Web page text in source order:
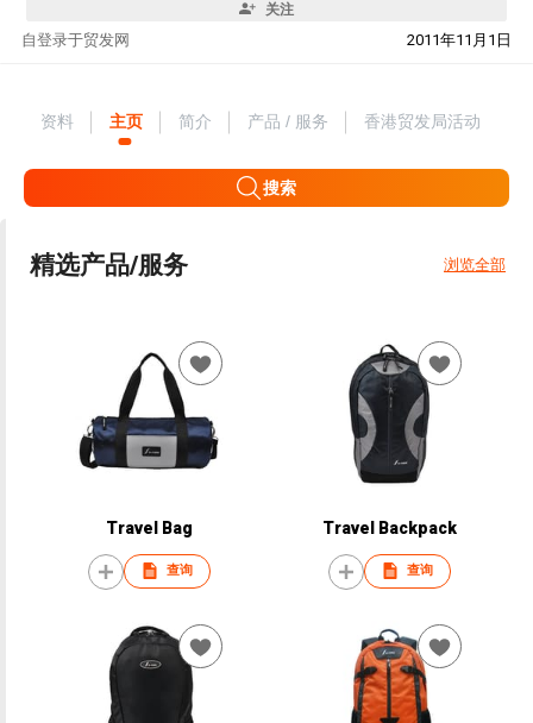
关注
自 2011年11月1日
登录于贸发网
资料 主页 简介 产品 / 服务 香港贸发局活动
搜索
精选产品/服务 浏览全部
Travel Bag
查询
Travel Backpack
查询